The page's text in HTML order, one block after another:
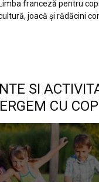
Limba franceză pentru
joacă și rădăcini
SI
CU